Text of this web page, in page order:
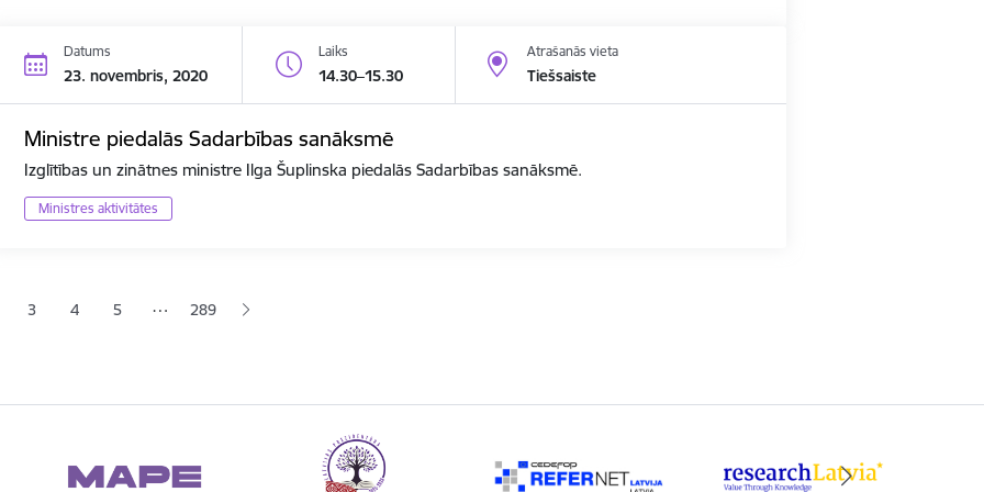
Datums
23. novembris, 2020
Laiks
14.30–15.30
Atrašanās vieta
Tiešsaiste
Ministre piedalās Sadarbības sanāksmē
Izglītības un zinātnes ministre Ilga Šuplinska piedalās Sadarbības sanāksmē.
Ministres aktivitātes
lapaLapa
3 Lapa
4 Lapa
5 … 289